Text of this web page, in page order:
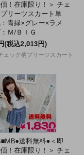
！在庫限り！＞ チェ
リーツスカート単
青緑×グレー×ラメ
Ｍ/ＢＩＧ
(税込2,013円)
ェック柄プリーツスカート
送料無料●＜即
！在庫限り！＞ チェ